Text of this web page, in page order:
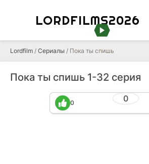
LORDFILMS2026
Lordfilm / Сериалы / Пока ты спишь
Пока ты спишь 1-32 серия
0
0